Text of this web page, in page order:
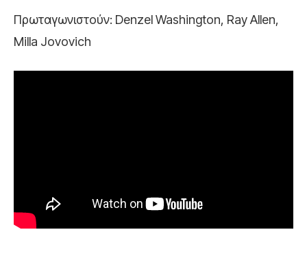
Πρωταγωνιστούν: Denzel Washington, Ray Allen,
Milla Jovovich